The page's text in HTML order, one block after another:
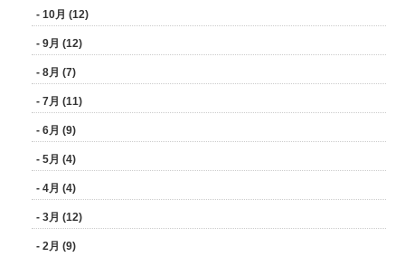
- 10月 (12)
- 9月 (12)
- 8月 (7)
- 7月 (11)
- 6月 (9)
- 5月 (4)
- 4月 (4)
- 3月 (12)
- 2月 (9)